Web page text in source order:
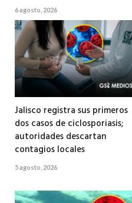
6 agosto, 2026
Jalisco registra sus primeros
dos casos de ciclosporiasis;
autoridades descartan
contagios locales
5 agosto, 2026